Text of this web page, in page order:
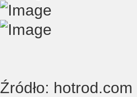
Źródło: hotrod.com